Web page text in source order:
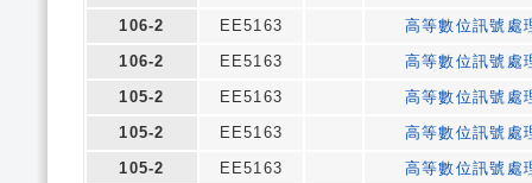
106-2
EE5163
高等數位訊號處
106-2
EE5163
高等數位訊號處
105-2
EE5163
高等數位訊號處
105-2
EE5163
高等數位訊號處
105-2
EE5163
高等數位訊號處